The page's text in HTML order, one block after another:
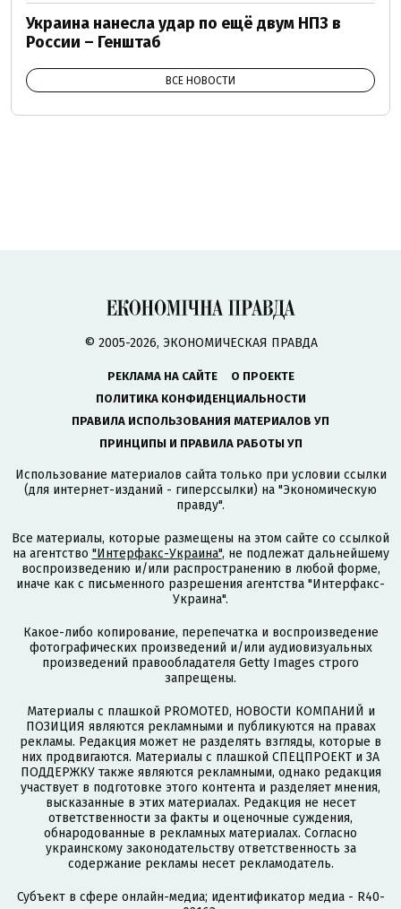
Украина нанесла удар по ещё двум НПЗ в
России – Генштаб
ВСЕ НОВОСТИ
© 2005-2026, ЭКОНОМИЧЕСКАЯ ПРАВДА
РЕКЛАМА НА САЙТЕ
О ПРОЕКТЕ
ПОЛИТИКА КОНФИДЕНЦИАЛЬНОСТИ
ПРАВИЛА ИСПОЛЬЗОВАНИЯ МАТЕРИАЛОВ УП
ПРИНЦИПЫ И ПРАВИЛА РАБОТЫ УП
Использование материалов сайта только при условии ссылки
(для интернет-изданий - гиперссылки) на "Экономическую
правду".
Все материалы, которые размещены на этом сайте со ссылкой
на агентство "Интерфакс-Украина", не подлежат дальнейшему
воспроизведению и/или распространению в любой форме,
иначе как с письменного разрешения агентства "Интерфакс-
Украина".
Какое-либо копирование, перепечатка и воспроизведение
фотографических произведений и/или аудиовизуальных
произведений правообладателя Getty Images строго
запрещены.
Материалы с плашкой PROMOTED, НОВОСТИ КОМПАНИЙ и
ПОЗИЦИЯ являются рекламными и публикуются на правах
рекламы. Редакция может не разделять взгляды, которые в
них продвигаются. Материалы с плашкой СПЕЦПРОЕКТ и ЗА
ПОДДЕРЖКУ также являются рекламными, однако редакция
участвует в подготовке этого контента и разделяет мнения,
высказанные в этих материалах. Редакция не несет
ответственности за факты и оценочные суждения,
обнародованные в рекламных материалах. Согласно
украинскому законодательству ответственность за
содержание рекламы несет рекламодатель.
Субъект в сфере онлайн-медиа; идентификатор медиа - R40-